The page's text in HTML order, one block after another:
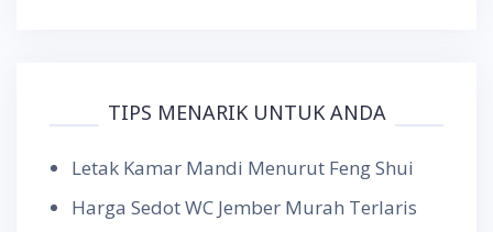
TIPS MENARIK UNTUK ANDA
Letak Kamar Mandi Menurut Feng Shui
Harga Sedot WC Jember Murah Terlaris